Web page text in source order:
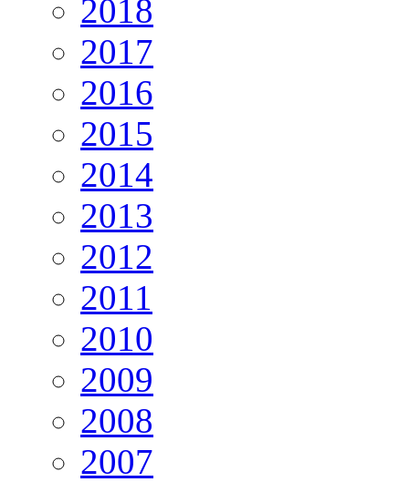
2018
2017
2016
2015
2014
2013
2012
2011
2010
2009
2008
2007